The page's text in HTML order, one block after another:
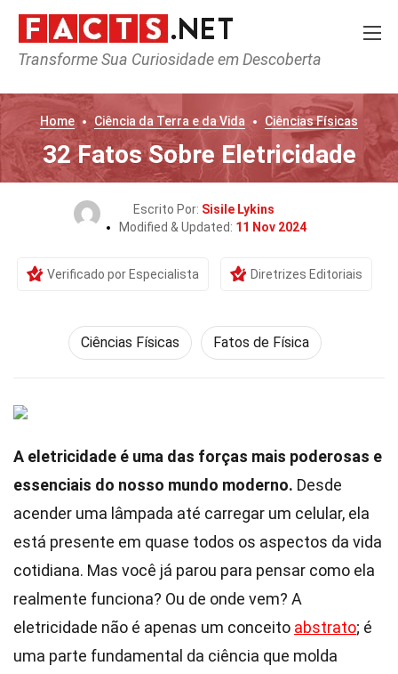
Transforme Sua Curiosidade em Descoberta
Home Ciência da Terra e da Vida Ciências Físicas
32 Fatos Sobre Eletricidade
Escrito Por: Sisile Lykins
Modified & Updated: 11 Nov 2024
Verificado por Especialista Diretrizes Editoriais
Ciências Físicas Fatos de Física
A eletricidade é uma das forças mais poderosas e
essenciais do nosso mundo moderno. Desde
acender uma lâmpada até carregar um celular, ela
está presente em quase todos os aspectos da vida
cotidiana. Mas você já parou para pensar como ela
realmente funciona? Ou de onde vem? A
eletricidade não é apenas um conceito abstrato; é
uma parte fundamental da ciência que molda